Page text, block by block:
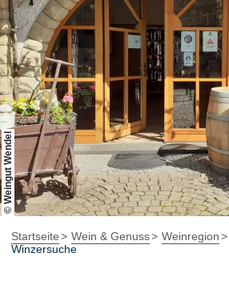
Kultur & Städte
Veranstaltungen
Buchung &
ShopRheinhessen-Blog Karte
© Weingut Wendel
Startseite Wein & Genuss Weinregion
Winzersuche